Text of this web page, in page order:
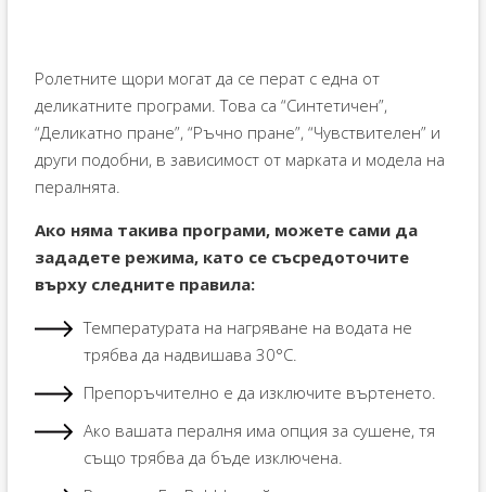
Ролетните щори могат да се перат с една от
деликатните програми. Това са “Синтетичен”,
“Деликатно пране”, “Ръчно пране”, “Чувствителен” и
други подобни, в зависимост от марката и модела на
пералнята.
Ако няма такива програми, можете сами да
зададете режима, като се съсредоточите
върху следните правила:
Температурата на нагряване на водата не
трябва да надвишава 30°C.
Препоръчително е да изключите въртенето.
Ако вашата пералня има опция за сушене, тя
също трябва да бъде изключена.